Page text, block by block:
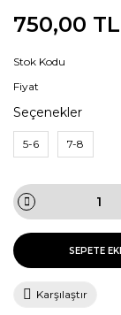
750,00 TL
Stok Kodu
Fiyat
Seçenekler
5-6 7-8
SEPETE
Karşılaştır